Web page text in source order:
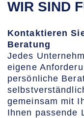
WIR SIND
Kontaktieren
Beratung
Jedes
eigene
persönliche
gemeinsam mit
Ihnen passende